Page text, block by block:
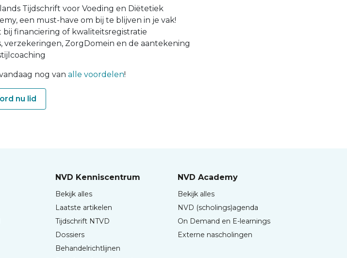
Tijdschrift voor Voeding en Diëtetiek
een must-have om bij te blijven in je vak!
bij financiering of kwaliteitsregistratie
verzekeringen, ZorgDomein en de aantekening
nog van alle voordelen!
nu lid
NVD Kenniscentrum
Bekijk alles
Laatste artikelen
Tijdschrift NTVD
Dossiers
Behandelrichtlijnen
NVD Academy
Bekijk alles
NVD (scholings)agenda
On Demand en E-learnings
Externe nascholingen